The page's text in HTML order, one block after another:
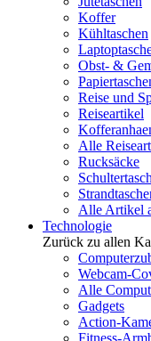
Koffer
Kühltaschen
Obst- &
Reise und
Reiseartikel
Alle
Rucksäcke
Alle Artikel
Technologie
Zurück zu allen
Webcam-
Alle
Gadgets
Action-
Fitness-